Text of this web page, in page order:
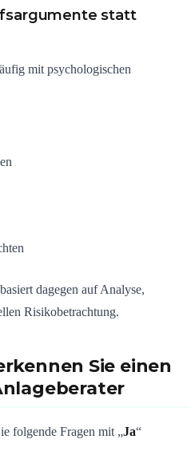
statt
mit psychologischen
dagegen auf Analyse,
Risikobetrachtung.
Sie einen
folgende Fragen mit „Ja“